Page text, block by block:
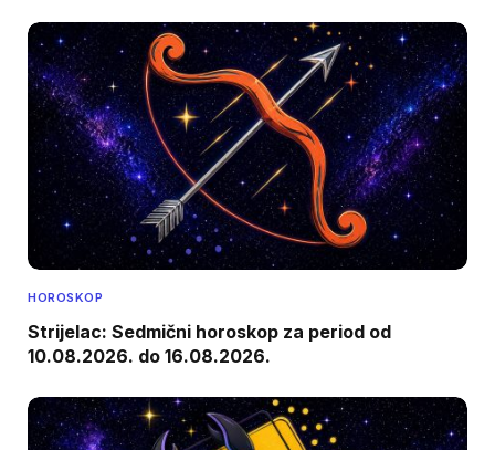
HOROSKOP
Strijelac: Sedmični horoskop za period od
10.08.2026. do 16.08.2026.